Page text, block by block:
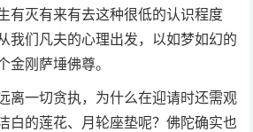
有灭有来有去这种很低的认识程度
我们凡夫的心理出发，以如梦如幻的
金刚萨埵佛尊。
离一切贪执，为什么在迎请时还需观
白的莲花、月轮座垫呢？佛陀确实也